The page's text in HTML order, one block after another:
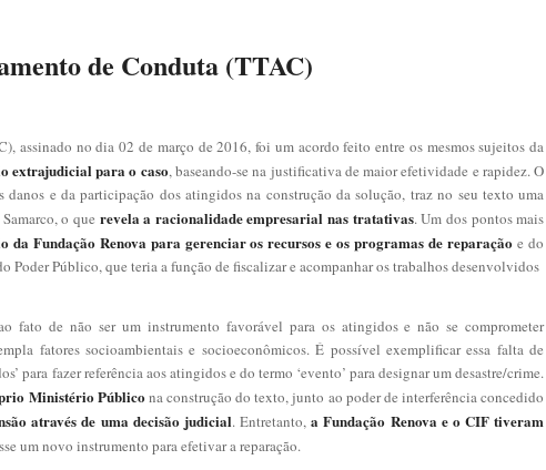
de Conduta (TTAC)
assinado no dia 02 de março de 2016, foi um acordo feito entre os mesmos sujeitos da
extrajudicial para o caso, baseando-se na justificativa de maior efetividade e rapidez. O
danos e da participação dos atingidos na construção da solução, traz no seu texto uma
o que revela a racionalidade empresarial nas tratativas. Um dos pontos mais
da Fundação Renova para gerenciar os recursos e os programas de reparação e do
Público, que teria a função de fiscalizar e acompanhar os trabalhos desenvolvidos
fato de não ser um instrumento favorável para os atingidos e não se comprometer
fatores socioambientais e socioeconômicos. É possível exemplificar essa falta de
para fazer referência aos atingidos e do termo ‘evento’ para designar um desastre/crime.
Ministério Público na construção do texto, junto ao poder de interferência concedido
através de uma decisão judicial. Entretanto,a Fundação Renova e o CIF tiveram
um novo instrumento para efetivar a reparação.